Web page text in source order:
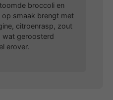
broccoli en
op smaak brengt met
citroenrasp, zout
wat geroosterd
erover.